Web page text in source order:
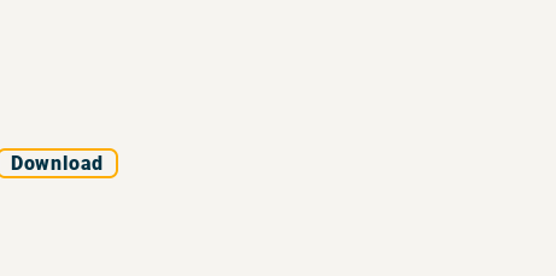
Download